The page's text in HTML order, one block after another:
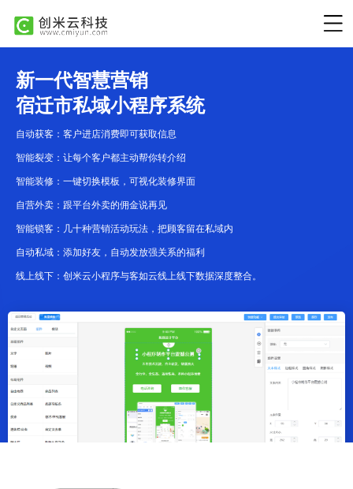
新一代智慧营销
宿迁市私域小程序系统
自动获客：客户进店消费即可获取信息
智能裂变：让每个客户都主动帮你转介绍
智能装修：一键切换模板，可视化装修界面
自营外卖：跟平台外卖的佣金说再见
智能锁客：几十种营销活动玩法，把顾客留在私域内
自动私域：添加好友，自动发放强关系的福利
线上线下：创米云小程序与客如云线上线下数据深度整合。